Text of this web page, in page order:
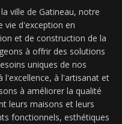
ville de Gatineau, notre
vie d'exception en
et de construction de la
à offrir des solutions
uniques de nos
l'excellence, à l'artisanat et
à améliorer la qualité
leurs maisons et leurs
fonctionnels, esthétiques